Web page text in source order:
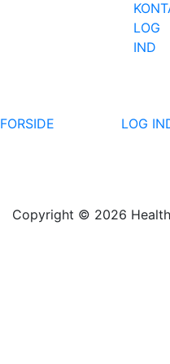
LOG
IND
FORSIDE
LOG
Copyright © 2026